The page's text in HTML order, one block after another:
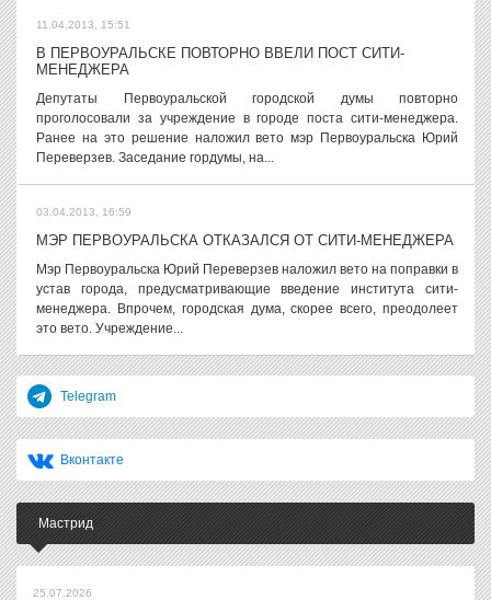
11.04.2013, 15:51
В ПЕРВОУРАЛЬСКЕ ПОВТОРНО ВВЕЛИ ПОСТ СИТИ-
МЕНЕДЖЕРА
Депутаты Первоуральской городской думы повторно
проголосовали за учреждение в городе поста сити-менеджера.
Ранее на это решение наложил вето мэр Первоуральска Юрий
Переверзев. Заседание гордумы, на...
03.04.2013, 16:59
МЭР ПЕРВОУРАЛЬСКА ОТКАЗАЛСЯ ОТ СИТИ-МЕНЕДЖЕРА
Мэр Первоуральска Юрий Переверзев наложил вето на поправки в
устав города, предусматривающие введение института сити-
менеджера. Впрочем, городская дума, скорее всего, преодолеет
это вето. Учреждение...
Telegram
Вконтакте
Мастрид
25.07.2026